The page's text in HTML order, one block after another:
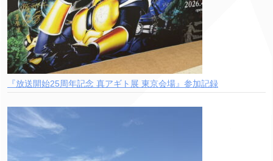
『放送開始25周年記念 真アギト展 東京会場』参加記録